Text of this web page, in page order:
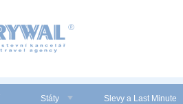
Státy Slevy a Last Minute